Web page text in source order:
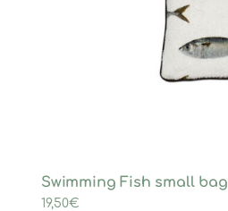
Swimming Fish small bag
19,50€